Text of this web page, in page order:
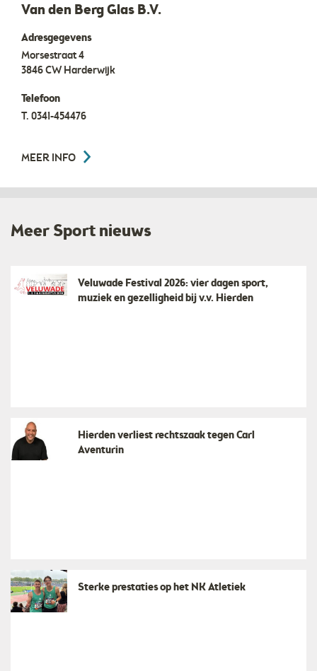
Van den Berg Glas B.V.
Adresgegevens
Morsestraat 4
3846 CW Harderwijk
Telefoon
T. 0341-454476
MEER INFO
Meer Sport nieuws
Veluwade Festival 2026: vier dagen sport,
muziek en gezelligheid bij v.v. Hierden
Hierden verliest rechtszaak tegen Carl
Aventurin
Sterke prestaties op het NK Atletiek